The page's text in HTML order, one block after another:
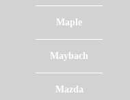
Maple
Maybach
Mazda